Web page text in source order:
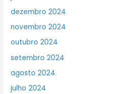
dezembro 2024
novembro 2024
outubro 2024
setembro 2024
agosto 2024
julho 2024